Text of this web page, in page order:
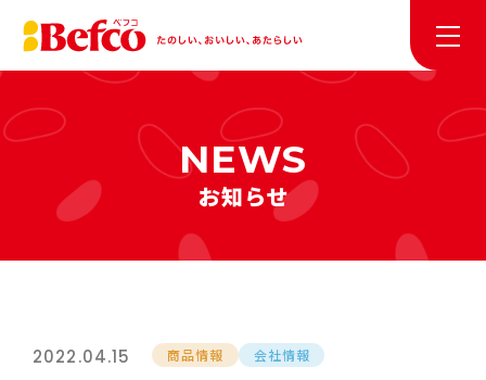
お知らせ
2022.04.15 商品情報 会社情報